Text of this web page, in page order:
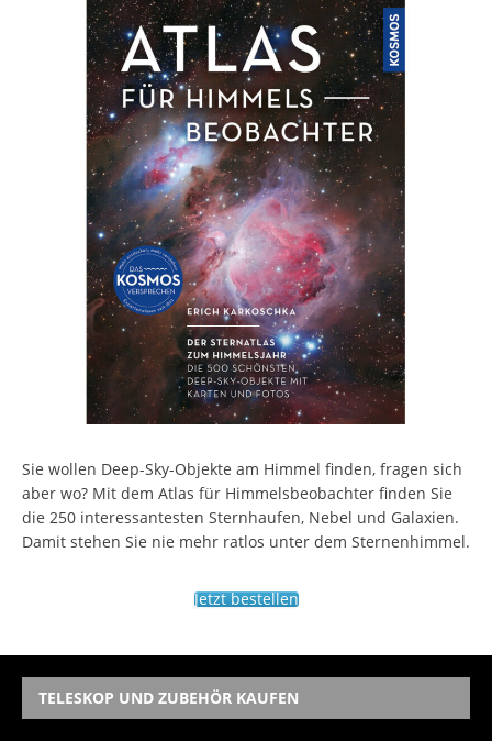
Sie wollen Deep-Sky-Objekte am Himmel finden, fragen sich
aber wo? Mit dem Atlas für Himmelsbeobachter finden Sie
die 250 interessantesten Sternhaufen, Nebel und Galaxien.
Damit stehen Sie nie mehr ratlos unter dem Sternenhimmel.
Jetzt bestellen
TELESKOP UND ZUBEHÖR KAUFEN